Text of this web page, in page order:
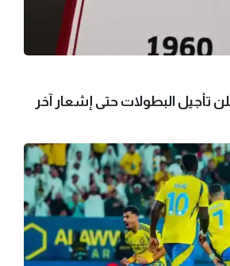
تأجيل البطولات حتى إشعار آخر